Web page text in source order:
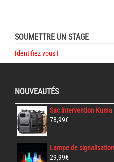
SOUMETTRE UN STAGE
Identifiez vous !
NOUVEAUTÉS
Sac intervention Kuma
78,99€
Lampe de
29,99€